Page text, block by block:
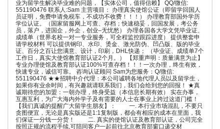
业为留学生解决毕业难的问题，【实体公司，值得信赖】 QQ/微信:
551190476 联系人:Sam 主营项目： 办理真实使馆公证（即留学回国人
员证明，免费申请免税车，不成功不收费！！！） 办理教育部国外学历
学位认证。（国家留服网上可查、存档；快速稳妥，回国发展，考公务
员，落户，进国企，外企，创业–无忧愁） 办理各国各大学文凭毕业证、
成绩单（世界名校一对一专业服务，可全程监控跟踪进度） 提供整套申
请学校材料 可以提供钢印、水印、烫金、激光防伪、凹凸版、版的毕业
证、百分之百让您满意、设计，印刷，DHL快递； （毕业证、成绩单7个
工作日，真实大使馆教育部认证2个月。） 【郑重声明：质量满意为止】
专业办理使馆及教育部认证100%可查存档！！！一次办理，终生有效，
快速专业，诚信可靠。 咨询认证顾问 Sam为您服务：Q/微信:
551190476 ★★招聘中介代理：本公司诚聘各地代理人员以及留学生，
如果你有业余时间，有兴趣就请联系我们，我们会给到您的回报！ ★真
诚期待您的加盟：一朝办理，终身受益（本信息长期有效） 实在办事，
互惠互利，为广大海内外学子及有需要的人士在事业上跨过这道门槛！
【我们真诚的提醒广大留学生朋友】： 一. 本行业市场混乱，不要只
贪图便宜，无论是真实版还是1:1复制版，都会有相应的成本在里面，我
们保证一分钱一分货！ 二. 真实的使馆认证及教育部认证，公司完全
按照正规的流程手续,可陪同客户一起前往北京教育部窗口递交材